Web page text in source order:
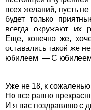
всех желаний, пусть
будет только
всегда окружают их
Еще, конечно же,
оставались такой же
юбилеем! — С
Уже не 18, к сожаленью,
Но все равно
И я вас поздравляю с